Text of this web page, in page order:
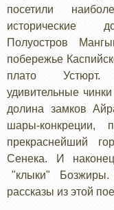
посетили
исторические
Полуостров
побережье
плато
удивительные
долина замков
шары-конкреции,
прекраснейший
Сенека. И
"клыки" Бозжиры.
рассказы из этой